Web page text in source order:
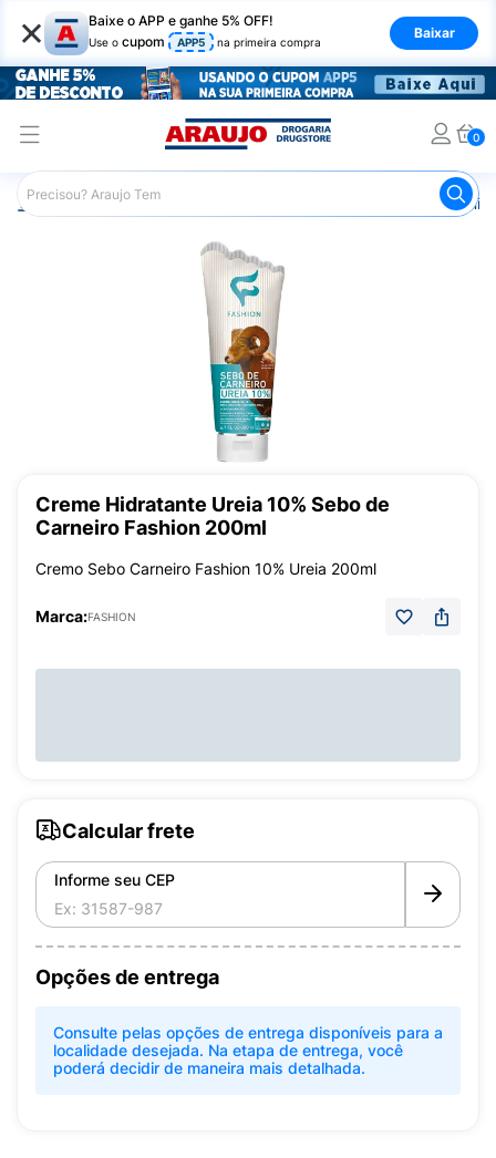
× Baixe o APP e ganhe 5% OFF!
Use o cupom APP5 na primeira compra
Baixar
0
Araujo Beleza e Cuidados
Creme Hidratante Ureia 10% Sebo de
Carneiro Fashion 200ml
Cremo Sebo Carneiro Fashion 10% Ureia 200ml
Marca:FASHION
Calcular frete
Informe seu CEP
Opções de entrega
Consulte pelas opções de entrega disponíveis para a
localidade desejada. Na etapa de entrega, você
poderá decidir de maneira mais detalhada.